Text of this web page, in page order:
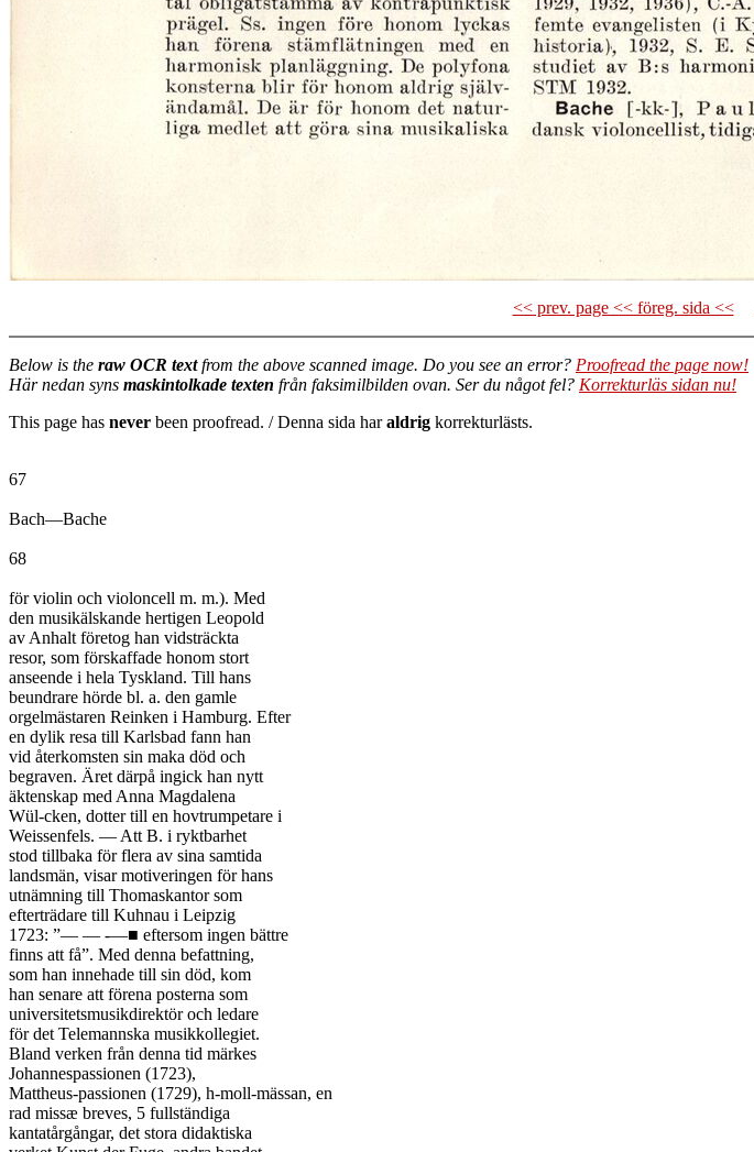
<< prev. page << föreg. sida <<
Below is the raw OCR textfrom the above scanned image. Do you see an error? Proofread the page now!
Här nedan syns maskintolkade texten från faksimilbilden ovan. Ser du något fel? Korrekturläs sidan nu!
This page has never been proofread. / Denna sida haraldrig korrekturlästs.
67
Bach—Bache
68
för violin och violoncell m. m.). Med
den musikälskande hertigen Leopold
av Anhalt företog han vidsträckta
resor, som förskaffade honom stort
anseende i hela Tyskland. Till hans
beundrare hörde bl. a. den gamle
orgelmästaren Reinken i Hamburg. Efter
en dylik resa till Karlsbad fann han
vid återkomsten sin maka död och
begraven. Äret därpå ingick han nytt
äktenskap med Anna Magdalena
Wül-cken, dotter till en hovtrumpetare i
Weissenfels. — Att B. i ryktbarhet
stod tillbaka för flera av sina samtida
landsmän, visar motiveringen för hans
utnämning till Thomaskantor som
efterträdare till Kuhnau i Leipzig
1723: ”— — -—■ eftersom ingen bättre
finns att få”. Med denna befattning,
som han innehade till sin död, kom
han senare att förena posterna som
universitetsmusikdirektör och ledare
för det Telemannska musikkollegiet.
Bland verken från denna tid märkes
Johannespassionen (1723),
Mattheus-passionen (1729), h-moll-mässan, en
rad missæ breves, 5 fullständiga
kantatårgångar, det stora didaktiska